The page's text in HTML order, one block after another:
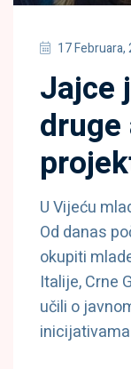
17 Februara,
Jajce
druge
U Vijeću
Od danas
okupiti
Italije, Crne
učili o